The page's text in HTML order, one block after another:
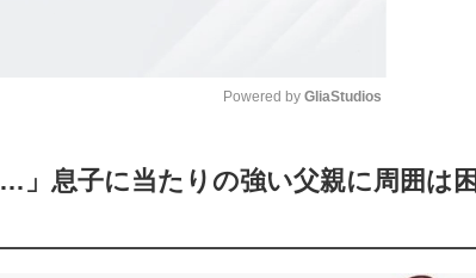
Mute
Powered by GliaStudios
」息子に当たりの強い父親に周囲は困